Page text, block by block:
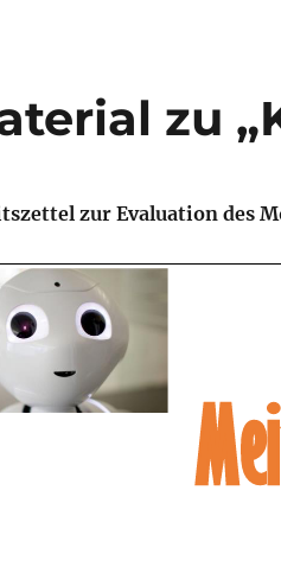
zu
zur Evaluation des